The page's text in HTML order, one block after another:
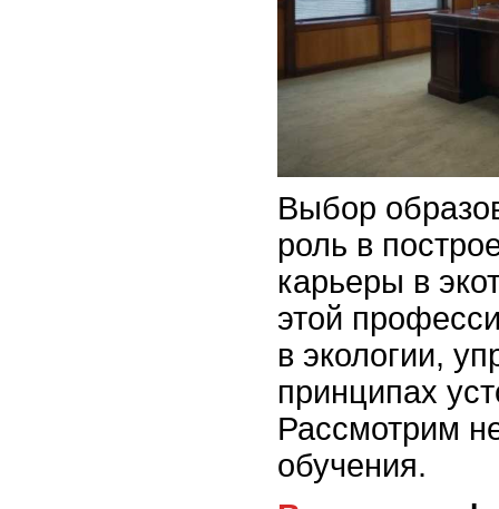
Выбор
роль в
карьеры в
этой
в экологии,
принципах
Рассмотрим
обучения.